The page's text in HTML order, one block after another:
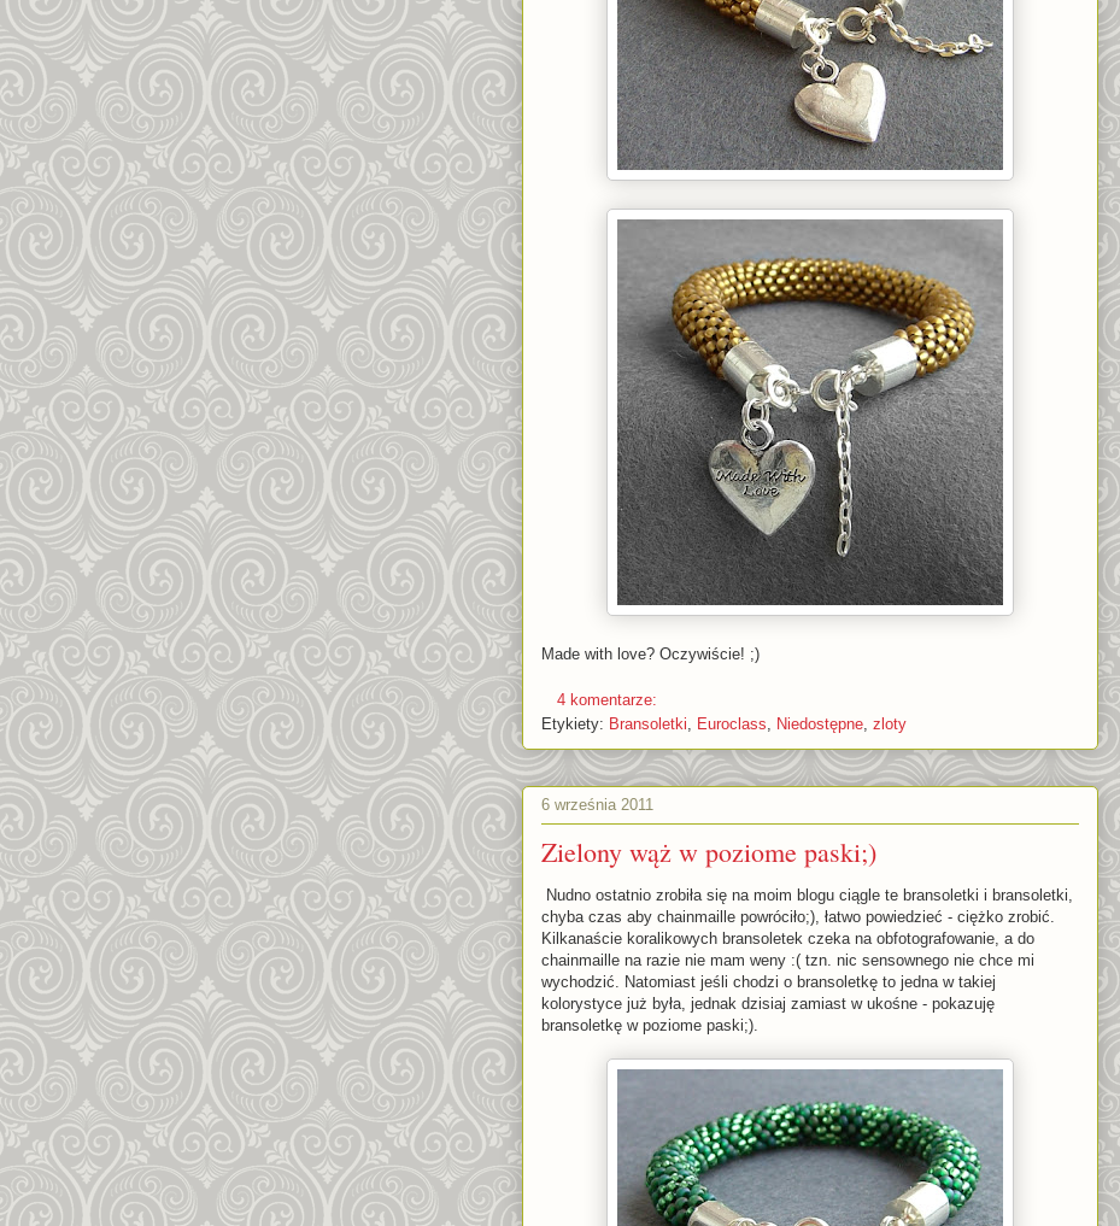
Made with love? Oczywiście! ;)
4 komentarze:
Etykiety: Bransoletki, Euroclass, Niedostępne, zloty
6 września 2011
Zielony wąż w poziome paski;)
Nudno ostatnio zrobiła się na moim blogu ciągle te bransoletki i bransoletki,
chyba czas aby chainmaille powróciło;), łatwo powiedzieć - ciężko zrobić.
Kilkanaście koralikowych bransoletek czeka na obfotografowanie, a do
chainmaille na razie nie mam weny :( tzn. nic sensownego nie chce mi
wychodzić. Natomiast jeśli chodzi o bransoletkę to jedna w takiej
kolorystyce już była, jednak dzisiaj zamiast w ukośne - pokazuję
bransoletkę w poziome paski;).